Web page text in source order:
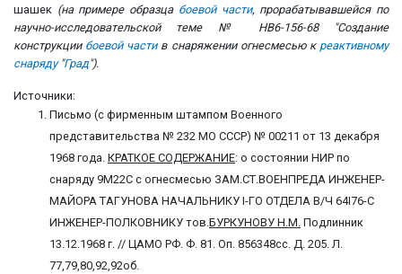
шашек (на примере образца боевой части, прорабатывавшейся по
научно-исследовательской теме № НВ6-156-68 "Создание
конструкции боевой частив снаряжении огнесмесью к реактивному
снаряду"Град").
Источники:
Письмо (с фирменным штампом Военного
представительства № 232 МО СССР) № 00211 от 13 декабря
1968 года. КРАТКОЕ СОДЕРЖАНИЕ: о состоянии НИР по
снаряду 9М22С с огнесмесью ЗАМ.СТ.ВОЕНПРЕДА ИНЖЕНЕР-
МАЙОРА ТАГУНОВА НАЧАЛЬНИКУ I-ГО ОТДЕЛА В/Ч 64I76-С
ИНЖЕНЕР-ПОЛКОВНИКУ тов.БУРКУНОВУ Н.М. Подлинник
13.12.1968 г. // ЦАМО РФ. Ф. 81. Оп. 856348сс. Д. 205. Л.
77,79,80,92,92об.